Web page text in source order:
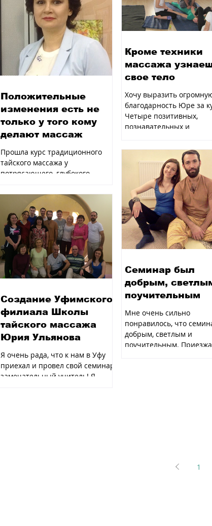
Положительные
изменения есть не
только у того кому
делают массаж
Прошла курс традиционного
тайского массажа у
потрясающего, глубокого,
интересного Учителя Юрия
Ульянова. Его объемный...
Кроме техники
массажа
свое тело
Хочу выразить
благодарность Юре за
Четыре позитивных,
познавательных и
техники массажа
Создание Уфимского
филиала Школы
тайского массажа
Юрия Ульянова
Я очень рада, что к нам в Уфу
приехал и провел свой семинар
замечательный учитель! Я
Семинар был
добрым,
поучительным
Мне очень сильно
понравилось, что
добрым, светлым и
поучительным.
1